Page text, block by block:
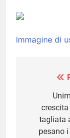
Immagine di
articoli
tagliata
pesano